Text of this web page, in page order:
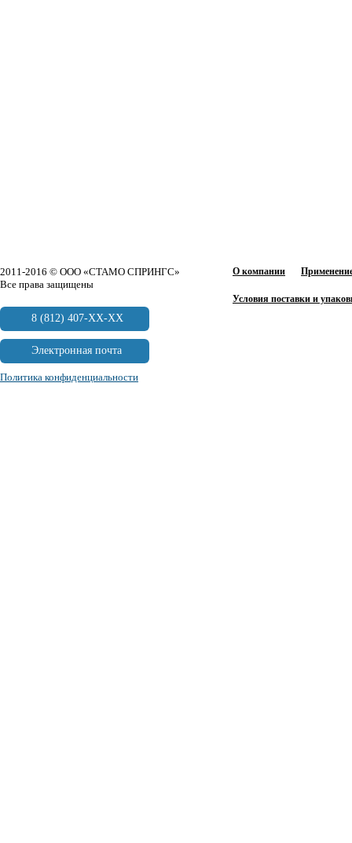
О компании
Условия поставки и
2011-2016 © ООО «СТАМО СПРИНГС»
Все права защищены
8 (812) 407-XX-XX
Электронная почта
Политика конфиденциальности